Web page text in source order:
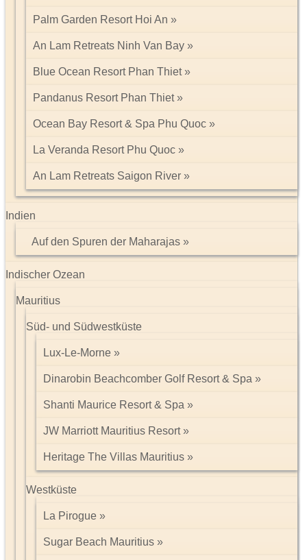
Palm Garden Resort Hoi An
An Lam Retreats Ninh Van Bay
Blue Ocean Resort Phan Thiet
Pandanus Resort Phan Thiet
Ocean Bay Resort & Spa Phu Quoc
La Veranda Resort Phu Quoc
An Lam Retreats Saigon River
Indien
Auf den Spuren der Maharajas
Indischer Ozean
Mauritius
Süd- und Südwestküste
Lux-Le-Morne
Dinarobin Beachcomber Golf Resort & Spa
Shanti Maurice Resort & Spa
JW Marriott Mauritius Resort
Heritage The Villas Mauritius
Westküste
La Pirogue
Sugar Beach Mauritius